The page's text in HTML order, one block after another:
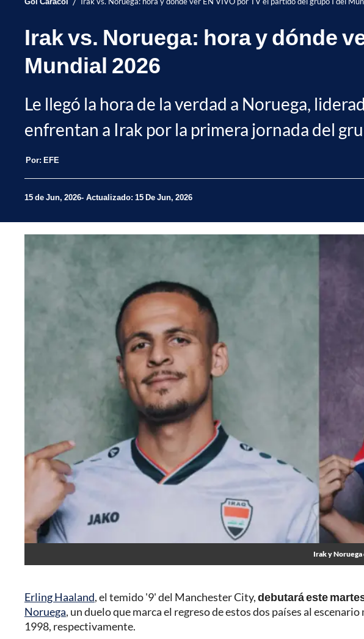
Irak vs. Noruega: hora y dónde
Mundial 2026
Le llegó la hora de la verdad a Noruega,
enfrentan a Irak por la primera jornada del
Por: EFE
15 de Jun, 2026 Actualizado: 15 De Jun, 2026
Irak y
Erling Haaland, el temido '9' del Manchester City,debutará este
Noruega, un duelo que marca el regreso de estos dos países al
1998, respectivamente.